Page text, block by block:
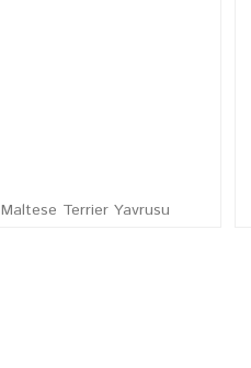
Maltese Terrier Yavrusu